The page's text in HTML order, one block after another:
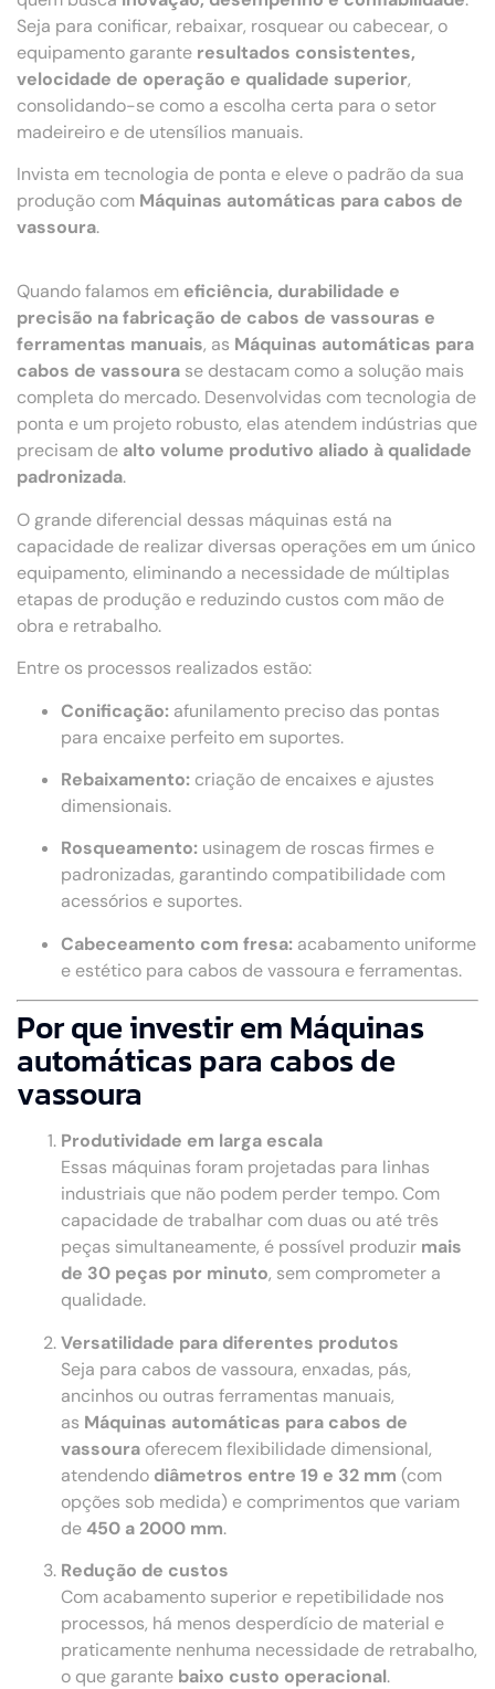
Seja para conificar, rebaixar, rosquear ou cabecear, o
equipamento garante resultados consistentes,
velocidade de operação e qualidade superior,
consolidando-se como a escolha certa para o setor
madeireiro e de utensílios manuais.
Invista em tecnologia de ponta e eleve o padrão da sua
produção com Máquinas automáticas para cabos de
vassoura.
Quando falamos em eficiência, durabilidade e
precisão na fabricação de cabos de vassouras e
ferramentas manuais, as Máquinas automáticas para
cabos de vassoura se destacam como a solução mais
completa do mercado. Desenvolvidas com tecnologia de
ponta e um projeto robusto, elas atendem indústrias que
precisam de alto volume produtivo aliado à qualidade
padronizada.
O grande diferencial dessas máquinas está na
capacidade de realizar diversas operações em um único
equipamento, eliminando a necessidade de múltiplas
etapas de produção e reduzindo custos com mão de
obra e retrabalho.
Entre os processos realizados estão:
Conificação: afunilamento preciso das pontas
para encaixe perfeito em suportes.
Rebaixamento: criação de encaixes e ajustes
dimensionais.
Rosqueamento: usinagem de roscas firmes e
padronizadas, garantindo compatibilidade com
acessórios e suportes.
Cabeceamento com fresa: acabamento uniforme
e estético para cabos de vassoura e ferramentas.
Por que investir em Máquinas
automáticas para cabos de
vassoura
Produtividade em larga escala
Essas máquinas foram projetadas para linhas
industriais que não podem perder tempo. Com
capacidade de trabalhar com duas ou até três
peças simultaneamente, é possível produzir mais
de 30 peças por minuto, sem comprometer a
qualidade.
Versatilidade para diferentes produtos
Seja para cabos de vassoura, enxadas, pás,
ancinhos ou outras ferramentas manuais,
as Máquinas automáticas para cabos de
vassoura oferecem flexibilidade dimensional,
atendendo diâmetros entre 19 e 32 mm (com
opções sob medida) e comprimentos que variam
de450 a 2000 mm.
Redução de custos
Com acabamento superior e repetibilidade nos
processos, há menos desperdício de material e
praticamente nenhuma necessidade de retrabalho,
o que garante baixo custo operacional.